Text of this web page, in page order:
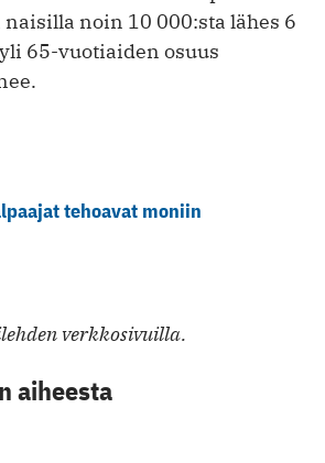
naisilla noin 10 000:sta lähes 6
65-vuotiaiden osuus
tehoavat moniin
verkkosivuilla.
aiheesta